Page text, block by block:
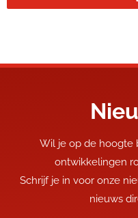
Wil je op de hoogte
ontwikkelingen
Schrijf je in voor onze
nieuws